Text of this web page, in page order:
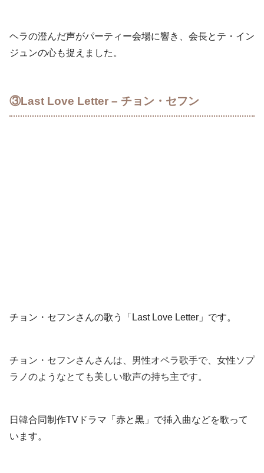
ヘラの澄んだ声がパーティー会場に響き、会長とテ・イン
ジュンの心も捉えました。
③Last Love Letter – チョン・セフン
チョン・セフンさんの歌う「Last Love Letter」です。
チョン・セフンさんさんは、男性オペラ歌手で、女性ソプ
ラノのようなとても美しい歌声の持ち主です。
日韓合同制作TVドラマ「赤と黒」で挿入曲などを歌って
います。